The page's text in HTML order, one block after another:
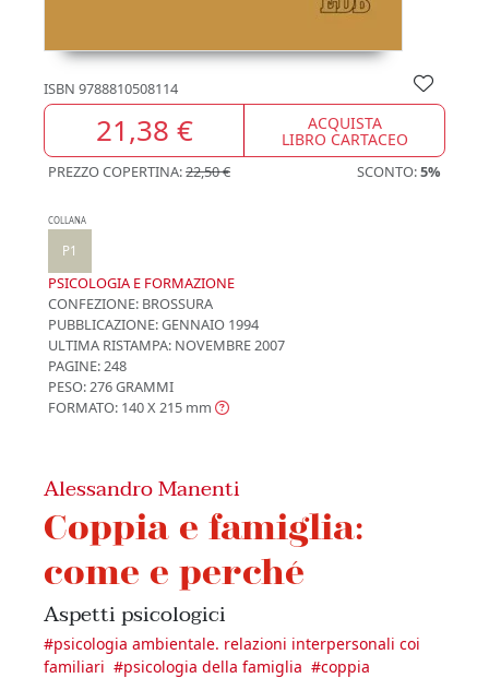
ISBN 9788810508114
21,38 € ACQUISTA
LIBRO CARTACEO
PREZZO COPERTINA:22,50 € SCONTO:5%
COLLANA
P1
PSICOLOGIA E FORMAZIONE
CONFEZIONE: BROSSURA
PUBBLICAZIONE:GENNAIO 1994
ULTIMA RISTAMPA: NOVEMBRE 2007
PAGINE: 248
PESO: 276 GRAMMI
FORMATO: 140 X 215 mm
Alessandro Manenti
Coppia e famiglia:
come e perché
Aspetti psicologici
#psicologia ambientale. relazioni interpersonali coi
familiari #psicologia della famiglia #coppia